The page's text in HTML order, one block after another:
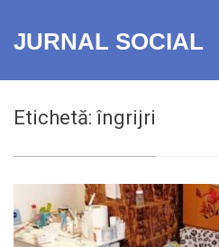
JURNAL SOCIAL
Etichetă: îngrijri